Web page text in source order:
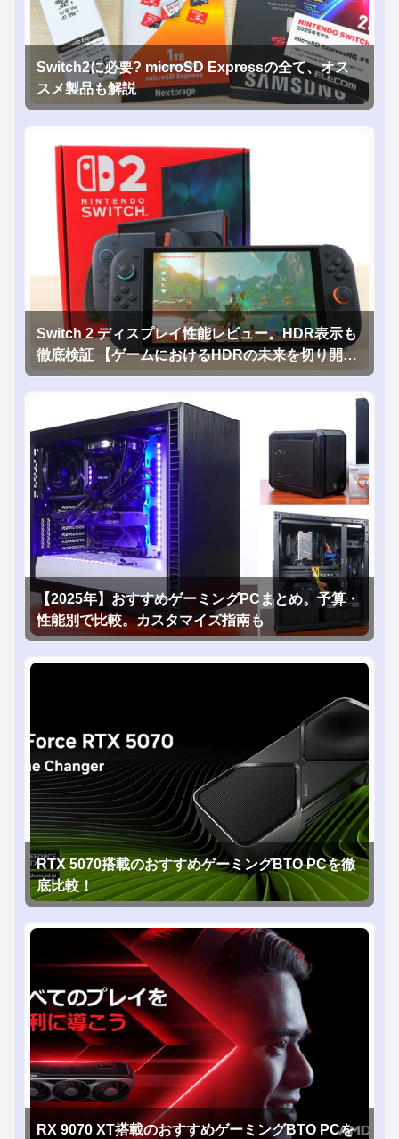
Switch2に必要? microSD Expressの全て、オス
スメ製品も解説
Switch 2 ディスプレイ性能レビュー。HDR表示も
徹底検証 【ゲームにおけるHDRの未来を切り開く
1台！】
【2025年】おすすめゲーミングPCまとめ。予算・
性能別で比較。カスタマイズ指南も
RTX 5070搭載のおすすめゲーミングBTO PCを徹
底比較！
RX 9070 XT搭載のおすすめゲーミングBTO PCを